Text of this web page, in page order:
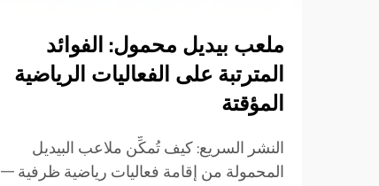
ملعب بيديل محمول: الفوائد
المترتبة على الفعاليات الرياضية
المؤقتة
النشر السريع: كيف تُمكِّن ملاعب البيديل
المحمولة من إقامة فعاليات رياضية ظرفية —